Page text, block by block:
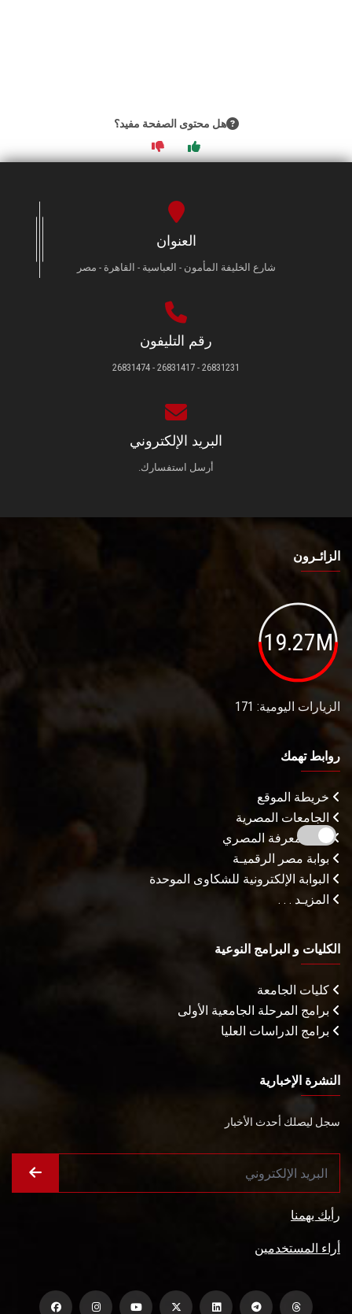
هل محتوى الصفحة مفيد؟
العنوان
شارع الخليفة المأمون - العباسية - القاهرة - مصر
رقم التليفون
26831231 - 26831417 - 26831474
البريد الإلكتروني
أرسل استفسارك.
الزائـرون
19.27M
الزيارات اليومية: 171
روابط تهمك
خريطة الموقع
الجامعات المصرية
بنك المعرفة المصري
بوابة مصر الرقميـة
البوابة الإلكترونية للشكاوى الموحدة
المزيـد . . .
الكليات و البرامج النوعية
كليات الجامعة
برامج المرحلة الجامعية الأولى
برامج الدراسات العليا
النشرة الإخبارية
سجل ليصلك أحدث الأخبار
رأيك يهمنا
أراء المستخدمين